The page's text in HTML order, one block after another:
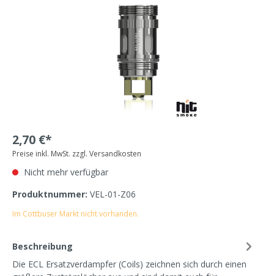
2,70 €*
Preise inkl. MwSt. zzgl. Versandkosten
Nicht mehr verfügbar
Produktnummer: VEL-01-Z06
Im Cottbuser Markt nicht vorhanden.
Beschreibung
Die ECL Ersatzverdampfer (Coils) zeichnen sich durch einen